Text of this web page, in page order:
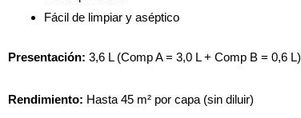
Fácil de limpiar y aséptico
Presentación: 3,6 L (Comp A = 3,0 L + Comp B = 0,6 L)
Rendimiento: Hasta 45 m² por capa (sin diluir)